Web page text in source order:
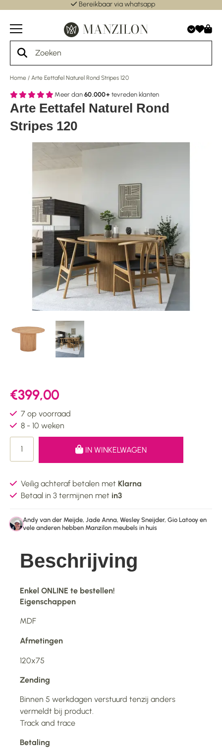
Bereikbaar via whatsapp
Home / Arte Eettafel Naturel Rond Stripes 120
Meer dan 60.000+ tevreden klanten
Arte Eettafel Naturel Rond
Stripes 120
€399,00
7 op voorraad
8 - 10 weken
IN WINKELWAGEN
Veilig achteraf betalen met Klarna
Betaal in 3 termijnen met in3
Andy van der Meijde, Jade Anna, Wesley Sneijder, Gio Latooy en
vele anderen hebben Manzilon meubels in huis
Beschrijving
Enkel ONLINE te bestellen!
Eigenschappen
MDF
Afmetingen
120x75
Zending
Binnen 5 werkdagen verstuurd tenzij anders
vermeldt bij product.
Track and trace
Betaling